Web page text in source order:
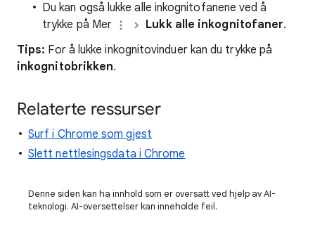
Du kan også lukke alle inkognitofanene ved å
trykke på Mer
Lukk alle inkognitofaner.
Tips: For å lukke inkognitovinduer kan du trykke på
inkognitobrikken.
Relaterte ressurser
Surf i Chrome som gjest
Slett nettlesingsdata i Chrome
Denne siden kan ha innhold som er oversatt ved hjelp av AI-
teknologi. AI-oversettelser kan inneholde feil.